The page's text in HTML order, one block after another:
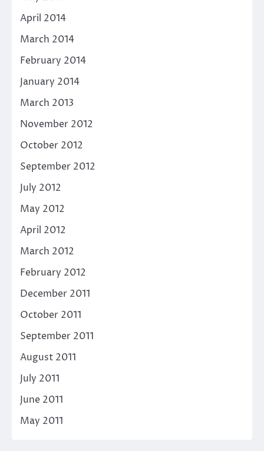
April 2014
March 2014
February 2014
January 2014
March 2013
November 2012
October 2012
September 2012
July 2012
May 2012
April 2012
March 2012
February 2012
December 2011
October 2011
September 2011
August 2011
July 2011
June 2011
May 2011